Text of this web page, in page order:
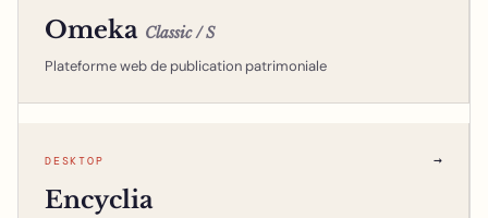
Omeka Classic / S
Plateforme web de publication patrimoniale
DESKTOP →
Encyclia